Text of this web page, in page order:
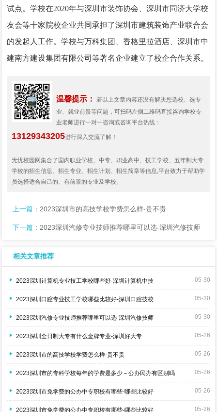
试点。学校在2020年与深圳市装饰协会、深圳市同济大学校
友会等十家院校企业共同承担了深圳市建筑装饰产业联合会
的发起人工作。学校与万科集团、香格里拉酒店、深圳市中
建南方建设集团有限公司等著名企业建立了校企合作关系。
温馨提示：
若以上文章内容还没有解决您选校、选专
业、就业前景等问题，可扫码左侧二维码直接咨询学校专
业老师进行一对一咨询或咨询平台热线：
13129343205进行深入交流了解！
无忧校园网集合了国内职业学校、中专、职业高中、技工学校、五年制大专
学校的招生信息、招生专业、招生计划、招生简章等信息,平台致力于帮助学
员选择适合自己的、有前景的专业及学校。
上一篇：2023深圳市的高技学校学费怎么样-贵不贵
下一篇：2023深圳汽修专业技师推荐哪里可以选-深圳汽修技师
相关文章推荐
05-30
2023深圳计算机专业技工学校哪些好-深圳计算机中技
05-30
2023深圳口腔专业技工学校哪些比较好-深圳口腔技校
05-30
2023深圳汽修专业技师推荐哪里可以选-深圳汽修技师
05-26
2023深圳全日制大专有什么金牌专业-深圳好大专
05-26
2023深圳市的高技学校学费怎么样-贵不贵
05-26
2023深圳市的专科学校每年的学费是多少－公办民办有区别吗
05-26
2023深圳市免学费的公办中专职校有哪些-哪些比较好
05-26
2023深圳市免学费的公办中专职校有哪些-哪些比较好